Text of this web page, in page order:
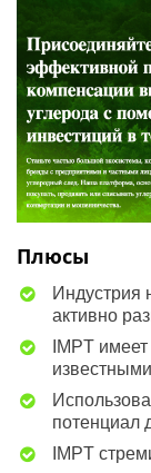
Плюсы
Индустрия
активно
IMPT
потенциал
IMPT